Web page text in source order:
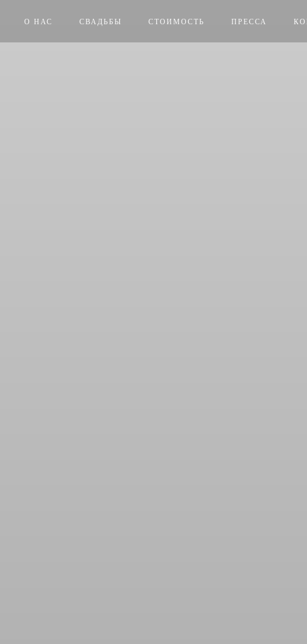
О НАС СВАДЬБЫ СТОИМОСТЬ ПРЕССА